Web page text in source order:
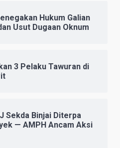
Hukum Galian
Usut Dugaan Oknum
3 Pelaku Tawuran di
Sekda Binjai Diterpa
— AMPH Ancam Aksi